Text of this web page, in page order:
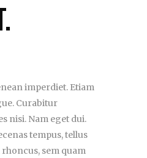
imperdiet. Etiam
Curabitur
nisi. Nam eget dui.
tempus, tellus
sem quam